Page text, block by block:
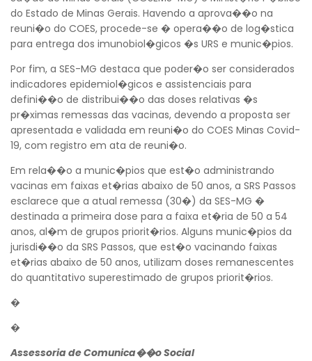
do Estado de Minas Gerais. Havendo a aprova��o na
reuni�o do COES, procede-se � opera��o de log�stica
para entrega dos imunobiol�gicos �s URS e munic�pios.
Por fim, a SES-MG destaca que poder�o ser considerados
indicadores epidemiol�gicos e assistenciais para
defini��o de distribui��o das doses relativas �s
pr�ximas remessas das vacinas, devendo a proposta ser
apresentada e validada em reuni�o do COES Minas Covid-
19, com registro em ata de reuni�o.
Em rela��o a munic�pios que est�o administrando
vacinas em faixas et�rias abaixo de 50 anos, a SRS Passos
esclarece que a atual remessa (30�) da SES-MG �
destinada a primeira dose para a faixa et�ria de 50 a 54
anos, al�m de grupos priorit�rios. Alguns munic�pios da
jurisdi��o da SRS Passos, que est�o vacinando faixas
et�rias abaixo de 50 anos, utilizam doses remanescentes
do quantitativo superestimado de grupos priorit�rios.
�
�
Assessoria de Comunica��o Social